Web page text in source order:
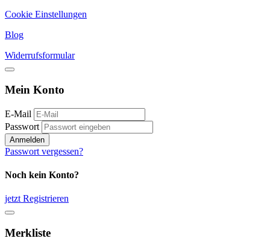
Cookie Einstellungen
Blog
Widerrufsformular
Mein Konto
E-Mail
Passwort
Anmelden
Passwort vergessen?
Noch kein Konto?
jetzt Registrieren
Merkliste